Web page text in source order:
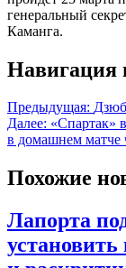
генеральный
Каманга.
Навигация
Предыдущая:
Далее: «Спартак»
в домашнем
Похожие
Лапорта